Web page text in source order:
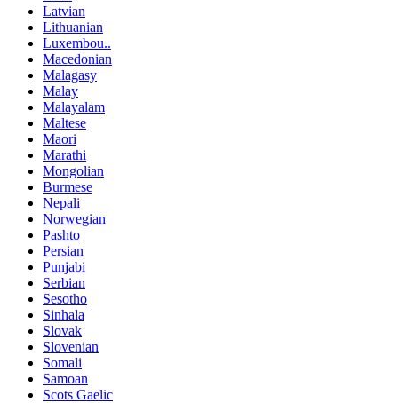
Latvian
Lithuanian
Luxembou..
Macedonian
Malagasy
Malay
Malayalam
Maltese
Maori
Marathi
Mongolian
Burmese
Nepali
Norwegian
Pashto
Persian
Punjabi
Serbian
Sesotho
Sinhala
Slovak
Slovenian
Somali
Samoan
Scots Gaelic